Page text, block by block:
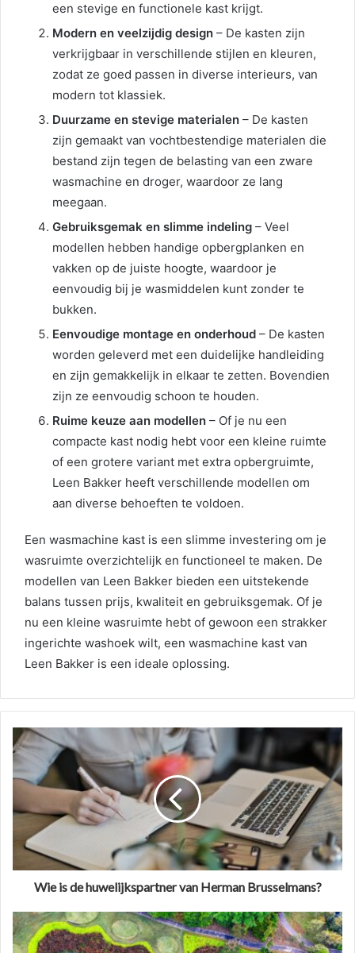
een stevige en functionele kast krijgt.
Modern en veelzijdig design – De kasten zijn
verkrijgbaar in verschillende stijlen en kleuren,
zodat ze goed passen in diverse interieurs, van
modern tot klassiek.
Duurzame en stevige materialen – De kasten
zijn gemaakt van vochtbestendige materialen die
bestand zijn tegen de belasting van een zware
wasmachine en droger, waardoor ze lang
meegaan.
Gebruiksgemak en slimme indeling – Veel
modellen hebben handige opbergplanken en
vakken op de juiste hoogte, waardoor je
eenvoudig bij je wasmiddelen kunt zonder te
bukken.
Eenvoudige montage en onderhoud – De kasten
worden geleverd met een duidelijke handleiding
en zijn gemakkelijk in elkaar te zetten. Bovendien
zijn ze eenvoudig schoon te houden.
Ruime keuze aan modellen – Of je nu een
compacte kast nodig hebt voor een kleine ruimte
of een grotere variant met extra opbergruimte,
Leen Bakker heeft verschillende modellen om
aan diverse behoeften te voldoen.
Een wasmachine kast is een slimme investering om je
wasruimte overzichtelijk en functioneel te maken. De
modellen van Leen Bakker bieden een uitstekende
balans tussen prijs, kwaliteit en gebruiksgemak. Of je
nu een kleine wasruimte hebt of gewoon een strakker
ingerichte washoek wilt, een wasmachine kast van
Leen Bakker is een ideale oplossing.
Wie is de huwelijkspartner van Herman Brusselmans?